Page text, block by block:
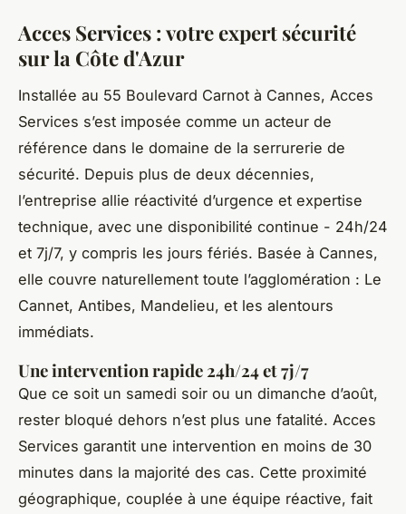
Acces Services : votre expert sécurité
sur la Côte d'Azur
Installée au 55 Boulevard Carnot à Cannes, Acces
Services s’est imposée comme un acteur de
référence dans le domaine de la serrurerie de
sécurité. Depuis plus de deux décennies,
l’entreprise allie réactivité d’urgence et expertise
technique, avec une disponibilité continue - 24h/24
et 7j/7, y compris les jours fériés. Basée à Cannes,
elle couvre naturellement toute l’agglomération : Le
Cannet, Antibes, Mandelieu, et les alentours
immédiats.
Une intervention rapide 24h/24 et 7j/7
Que ce soit un samedi soir ou un dimanche d’août,
rester bloqué dehors n’est plus une fatalité. Acces
Services garantit une intervention en moins de 30
minutes dans la majorité des cas. Cette proximité
géographique, couplée à une équipe réactive, fait